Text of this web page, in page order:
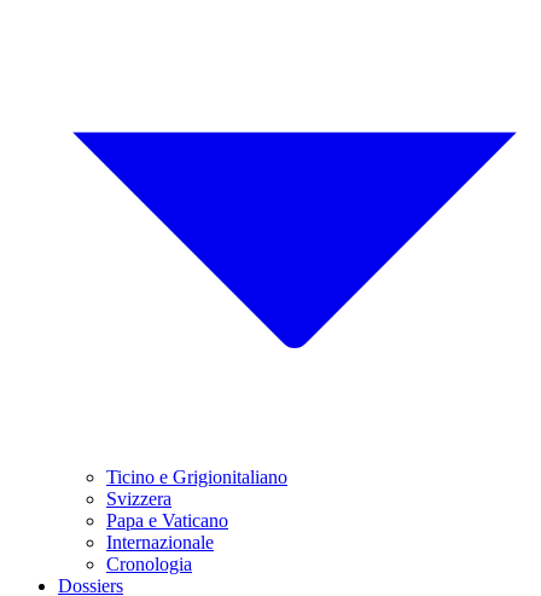
Ticino e Grigionitaliano
Svizzera
Papa e Vaticano
Internazionale
Cronologia
Dossiers